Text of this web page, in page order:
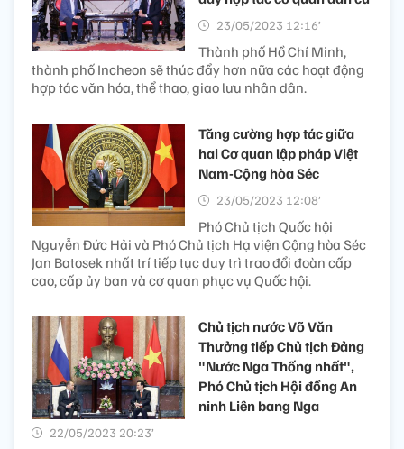
23/05/2023 12:16’
Thành phố Hồ Chí Minh,
thành phố Incheon sẽ thúc đẩy hơn nữa các hoạt động
hợp tác văn hóa, thể thao, giao lưu nhân dân.
Tăng cường hợp tác giữa
hai Cơ quan lập pháp Việt
Nam-Cộng hòa Séc
23/05/2023 12:08’
Phó Chủ tịch Quốc hội
Nguyễn Đức Hải và Phó Chủ tịch Hạ viện Cộng hòa Séc
Jan Batosek nhất trí tiếp tục duy trì trao đổi đoàn cấp
cao, cấp ủy ban và cơ quan phục vụ Quốc hội.
Chủ tịch nước Võ Văn
Thưởng tiếp Chủ tịch Đảng
"Nước Nga Thống nhất",
Phó Chủ tịch Hội đồng An
ninh Liên bang Nga
22/05/2023 20:23’